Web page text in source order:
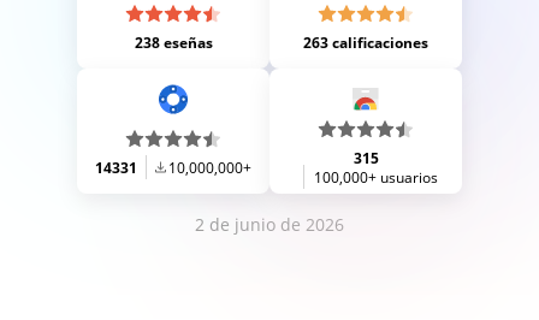
238 eseñas 263 calificaciones
14331 10,000,000+
315
100,000+ usuarios
2 de junio de 2026